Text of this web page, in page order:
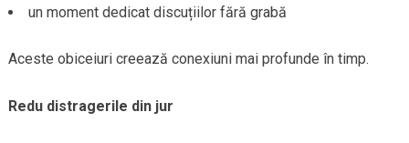
un moment dedicat discuțiilor fără grabă
Aceste obiceiuri creează conexiuni mai profunde în timp.
Redu distragerile din jur